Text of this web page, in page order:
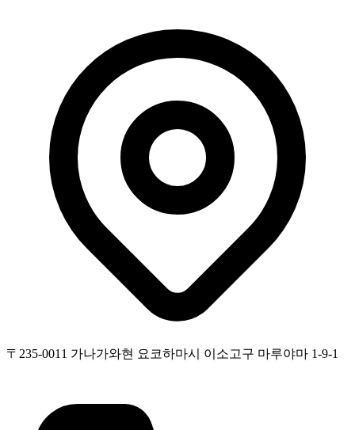
〒235-0011 가나가와현 요코하마시 이소고구 마루야마 1-9-1